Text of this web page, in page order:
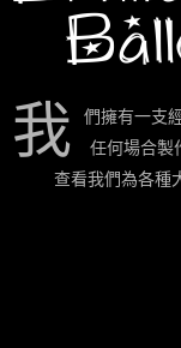
我
們擁有一支
任何場合製
查看我們為各種